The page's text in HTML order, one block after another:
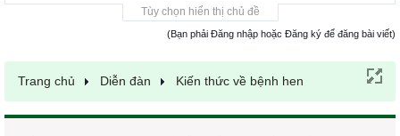
Tùy chọn hiển thị chủ đề
(Bạn phải Đăng nhập hoặc Đăng ký để đăng bài viết)
Trang chủ Diễn đàn Kiến thức về bệnh hen